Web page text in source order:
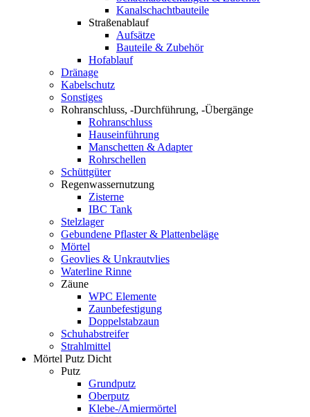
Kanalschachtbauteile
Straßenablauf
Aufsätze
Bauteile & Zubehör
Hofablauf
Dränage
Kabelschutz
Sonstiges
Rohranschluss, -Durchführung, -Übergänge
Rohranschluss
Hauseinführung
Manschetten & Adapter
Rohrschellen
Schüttgüter
Regenwassernutzung
Zisterne
IBC Tank
Stelzlager
Gebundene Pflaster & Plattenbeläge
Mörtel
Geovlies & Unkrautvlies
Waterline Rinne
Zäune
WPC Elemente
Zaunbefestigung
Doppelstabzaun
Schuhabstreifer
Strahlmittel
Mörtel Putz Dicht
Putz
Grundputz
Oberputz
Klebe-/Amiermörtel